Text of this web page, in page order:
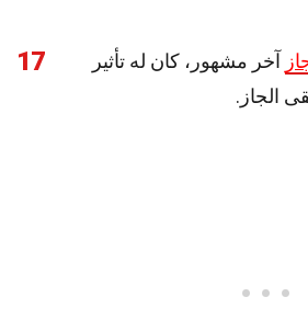
17
آخر مشهور، كان له تأثير
الجاز.